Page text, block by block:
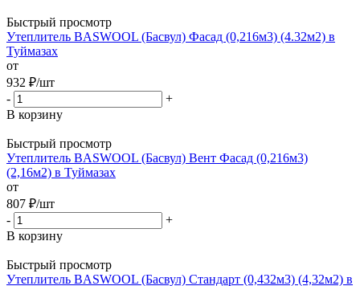
Быстрый просмотр
Утеплитель BASWOOL (Басвул) Фасад (0,216м3) (4.32м2) в
Туймазах
от
932 ₽/шт
-
+
В корзину
Быстрый просмотр
Утеплитель BASWOOL (Басвул) Вент Фасад (0,216м3)
(2,16м2) в Туймазах
от
807 ₽/шт
-
+
В корзину
Быстрый просмотр
Утеплитель BASWOOL (Басвул) Стандарт (0,432м3) (4,32м2) в